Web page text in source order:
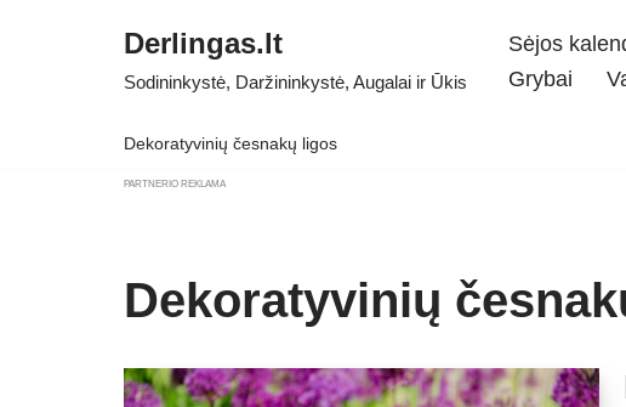
Derlingas.lt
Sodininkystė, Daržininkystė, Augalai ir Ūkis
Sėjos
Grybai
Dekoratyvinių česnakų ligos
PARTNERIO REKLAMA
Dekoratyvinių